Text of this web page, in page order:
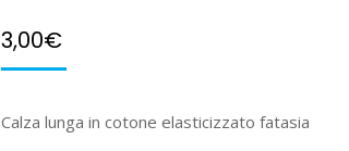
3,00€
Calza lunga in cotone elasticizzato fatasia